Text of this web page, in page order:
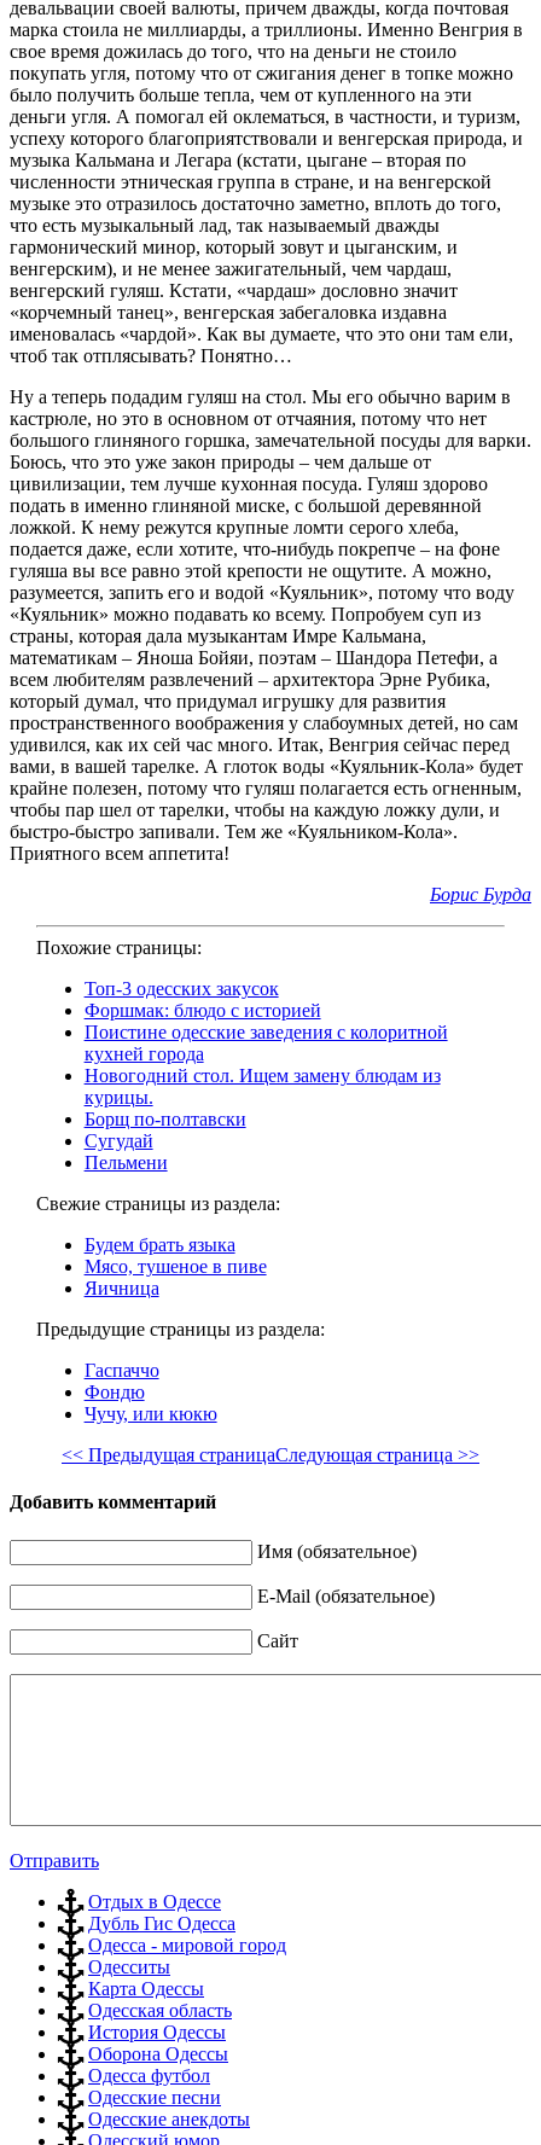
девальвации своей валюты, причем дважды, когда почтовая
марка стоила не миллиарды, а триллионы. Именно Венгрия в
свое время дожилась до того, что на деньги не стоило
покупать угля, потому что от сжигания денег в топке можно
было получить больше тепла, чем от купленного на эти
деньги угля. А помогал ей оклематься, в частности, и туризм,
успеху которого благоприятствовали и венгерская природа, и
музыка Кальмана и Легара (кстати, цыгане – вторая по
численности этническая группа в стране, и на венгерской
музыке это отразилось достаточно заметно, вплоть до того,
что есть музыкальный лад, так называемый дважды
гармонический минор, который зовут и цыганским, и
венгерским), и не менее зажигательный, чем чардаш,
венгерский гуляш. Кстати, «чардаш» дословно значит
«корчемный танец», венгерская забегаловка издавна
именовалась «чардой». Как вы думаете, что это они там ели,
чтоб так отплясывать? Понятно…
Ну а теперь подадим гуляш на стол. Мы его обычно варим в
кастрюле, но это в основном от отчаяния, потому что нет
большого глиняного горшка, замечательной посуды для варки.
Боюсь, что это уже закон природы – чем дальше от
цивилизации, тем лучше кухонная посуда. Гуляш здорово
подать в именно глиняной миске, с большой деревянной
ложкой. К нему режутся крупные ломти серого хлеба,
подается даже, если хотите, что-нибудь покрепче – на фоне
гуляша вы все равно этой крепости не ощутите. А можно,
разумеется, запить его и водой «Куяльник», потому что воду
«Куяльник» можно подавать ко всему. Попробуем суп из
страны, которая дала музыкантам Имре Кальмана,
математикам – Яноша Бойяи, поэтам – Шандора Петефи, а
всем любителям развлечений – архитектора Эрне Рубика,
который думал, что придумал игрушку для развития
пространственного воображения у слабоумных детей, но сам
удивился, как их сей час много. Итак, Венгрия сейчас перед
вами, в вашей тарелке. А глоток воды «Куяльник-Кола» будет
крайне полезен, потому что гуляш полагается есть огненным,
чтобы пар шел от тарелки, чтобы на каждую ложку дули, и
быстро-быстро запивали. Тем же «Куяльником-Кола».
Приятного всем аппетита!
Борис Бурда
Похожие страницы:
Топ-3 одесских закусок
Форшмак: блюдо с историей
Поистине одесские заведения с колоритной
кухней города
Новогодний стол. Ищем замену блюдам из
курицы.
Борщ по-полтавски
Сугудай
Пельмени
Свежие страницы из раздела:
Будем брать языка
Мясо, тушеное в пиве
Яичница
Предыдущие страницы из раздела:
Гаспаччо
Фондю
Чучу, или кюкю
<< Предыдущая страницаСледующая страница >>
Добавить комментарий
Имя (обязательное)
E-Mail (обязательное)
Сайт
Отправить
Отдых в Одессе
Дубль Гис Одесса
Одесса - мировой город
Одесситы
Карта Одессы
Одесская область
История Одессы
Оборона Одессы
Одесса футбол
Одесские песни
Одесские анекдоты
Одесский юмор